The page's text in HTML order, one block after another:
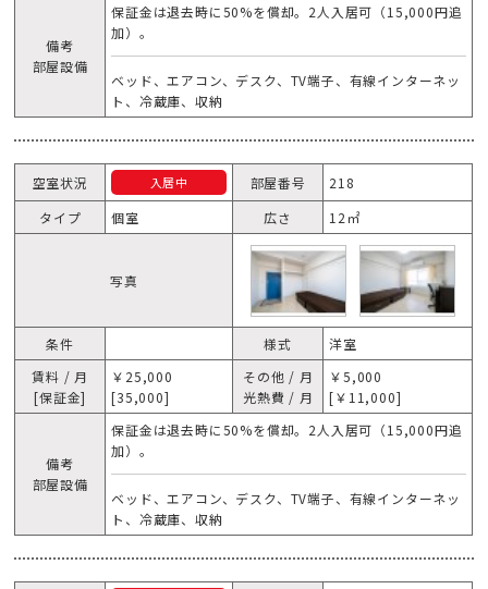
備考
部屋設備
保証金は退去時に50%を償却。2人入居可（15,000円追
加）。
ベッド、エアコン、デスク、TV端子、有線インターネッ
ト、冷蔵庫、収納
空室状況 入居中 部屋番号
218
タイプ
個室 広さ 12㎡
写真
条件 様式
洋室
賃料 / 月
[保証金]
￥25,000
[35,000]
その他 / 月
光熱費 / 月
￥5,000
[￥11,000]
備考
部屋設備
保証金は退去時に50%を償却。2人入居可（15,000円追
加）。
ベッド、エアコン、デスク、TV端子、有線インターネッ
ト、冷蔵庫、収納